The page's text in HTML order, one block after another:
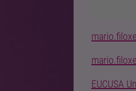
EUCUSA